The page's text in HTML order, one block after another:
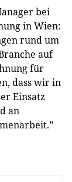
bei
in Wien:
rund um
auf
für
dass wir in
Einsatz
an